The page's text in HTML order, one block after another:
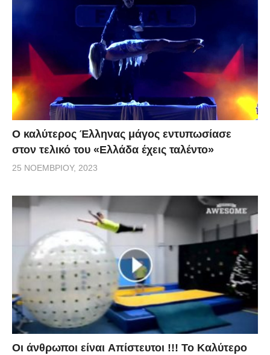
Ο καλύτερος Έλληνας μάγος εντυπωσίασε
στον τελικό του «Ελλάδα έχεις ταλέντο»
25 ΝΟΕΜΒΡΊΟΥ, 2023
Οι άνθρωποι είναι Aπίστευτοι !!! To Καλύτερο